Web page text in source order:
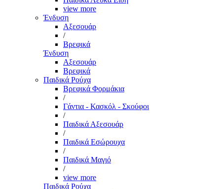
view more
Ένδυση
Αξεσουάρ
/
Βρεφικά
Ένδυση
Αξεσουάρ
Βρεφικά
Παιδικά Ρούχα
Βρεφικά Φορμάκια
/
Γάντια - Κασκόλ - Σκούφοι
/
Παιδικά Αξεσουάρ
/
Παιδικά Εσώρουχα
/
Παιδικά Μαγιό
/
view more
Παιδικά Ρούχα